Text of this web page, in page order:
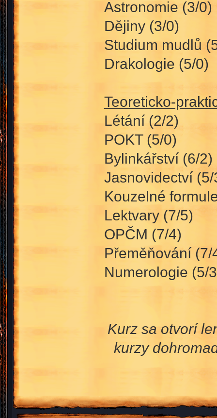
Astronomie (3/0)
Dějiny (3/0)
Studium mudlů
Drakologie (5/0)
Teoreticko-
Létání (2/2)
POKT (5/0)
Bylinkářství (6/2)
Jasnovidectví (5/
Kouzelné
Lektvary (7/5)
OPČM (7/4)
Přeměňování (7/
Numerologie (5/
Kurz sa otvorí
kurzy